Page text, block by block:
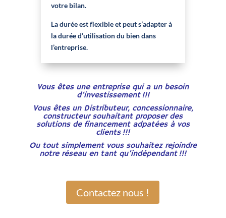
votre bilan.
La durée est flexible et peut s’adapter à
la durée d’utilisation du bien dans
l’entreprise.
Vous êtes une entreprise qui a un besoin
d’investissement !!!
Vous êtes un Distributeur, concessionnaire,
constructeur souhaitant proposer des
solutions de financement adpatées à vos
clients !!!
Ou tout simplement vous souhaitez rejoindre
notre réseau en tant qu’indépendant !!!
Contactez nous !